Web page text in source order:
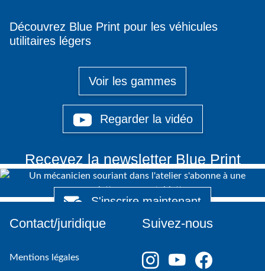
Découvrez Blue Print pour les véhicules
utilitaires légers
Voir les gammes
Regarder la vidéo
Recevez la newsletter Blue Print
S'inscrire maintenant
Contact/juridique
Mentions légales
Suivez-nous